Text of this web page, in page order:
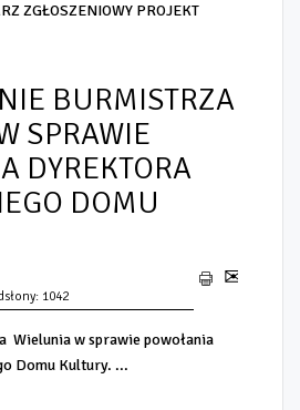
ZGŁOSZENIOWY PROJEKT
BURMISTRZA
SPRAWIE
DYREKTORA
DOMU
1042
Wielunia w sprawie powołania
Domu Kultury. ...